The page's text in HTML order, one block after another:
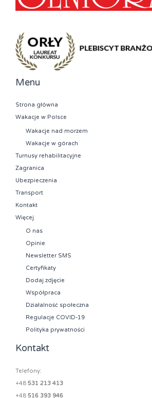
Menu
Strona główna
Wakacje w Polsce
Wakacje nad morzem
Wakacje w górach
Turnusy rehabilitacyjne
Zagranica
Ubezpieczenia
Transport
Kontakt
Więcej
O nas
Opinie
Newsletter SMS
Certyfikaty
Dodaj zdjęcie
Współpraca
Działalność społeczna
Regulacje COVID-19
Polityka prywatności
Kontakt
Telefony:
+48 531 213 413
+48 516 393 946